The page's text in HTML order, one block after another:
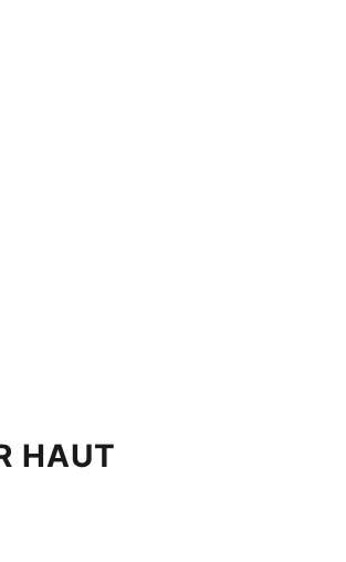
HAUT